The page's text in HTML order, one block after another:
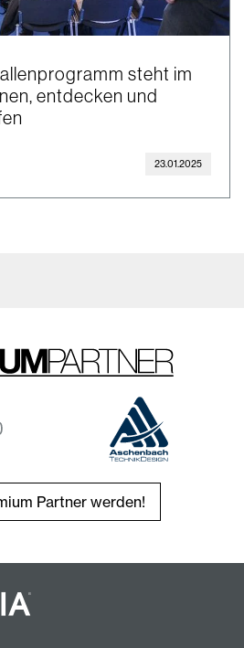
steht im
entdecken und
23.01.2025
Partner werden!